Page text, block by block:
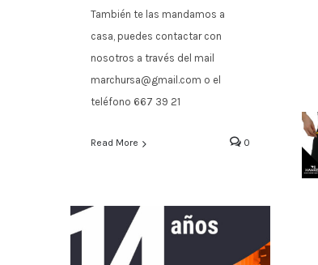
También te las mandamos a
casa, puedes contactar con
nosotros a través del mail
marchursa@gmail.com o el
teléfono 667 39 21
Read More 0